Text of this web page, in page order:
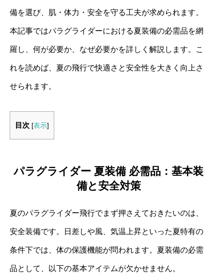
備を選び、肌・体力・安全を守る工夫が求められます。
本記事ではパラグライダーにおける夏装備の必需品を網
羅し、何が必要か、なぜ必要かを詳しく解説します。こ
れを読めば、夏の飛行で快適さと安全性を大きく向上さ
せられます。
目次 [表示]
パラグライダー 夏装備 必需品：基本装
備と安全対策
夏のパラグライダー飛行でまず押さえておきたいのは、
安全装備です。日差しや風、気温上昇といった夏特有の
条件下では、体の保護機能が問われます。夏装備の必需
品として、以下の基本アイテムが欠かせません。